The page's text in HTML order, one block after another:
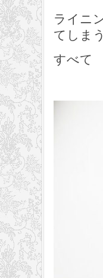
ライニ
てしまう
すべて